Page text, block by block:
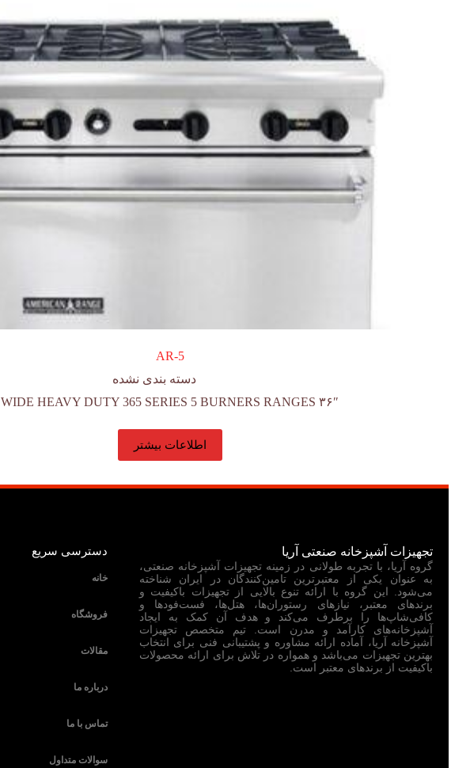
AR-5
دسته بندی نشده
۳۶″ WIDE HEAVY DUTY 365 SERIES 5 BURNERS RANGES
اطلاعات بیشتر
تجهیزات آشپزخانه صنعتی آریا
گروه آریا، با تجربه طولانی در زمینه تجهیزات آشپزخانه صنعتی،
به عنوان یکی از معتبرترین تامین‌کنندگان در ایران شناخته
می‌شود. این گروه با ارائه تنوع بالایی از تجهیزات باکیفیت و
برندهای معتبر، نیازهای رستوران‌ها، هتل‌ها، فست‌فودها و
کافی‌شاپ‌ها را برطرف می‌کند و هدف آن کمک به ایجاد
آشپزخانه‌های کارآمد و مدرن است. تیم متخصص تجهیزات
آشپزخانه آریا، آماده ارائه مشاوره و پشتیبانی فنی برای انتخاب
بهترین تجهیزات می‌باشد و همواره در تلاش برای ارائه محصولات
باکیفیت از برندهای معتبر است.
دسترسی سریع
خانه
فروشگاه
مقالات
درباره ما
تماس با ما
سوالات متداول